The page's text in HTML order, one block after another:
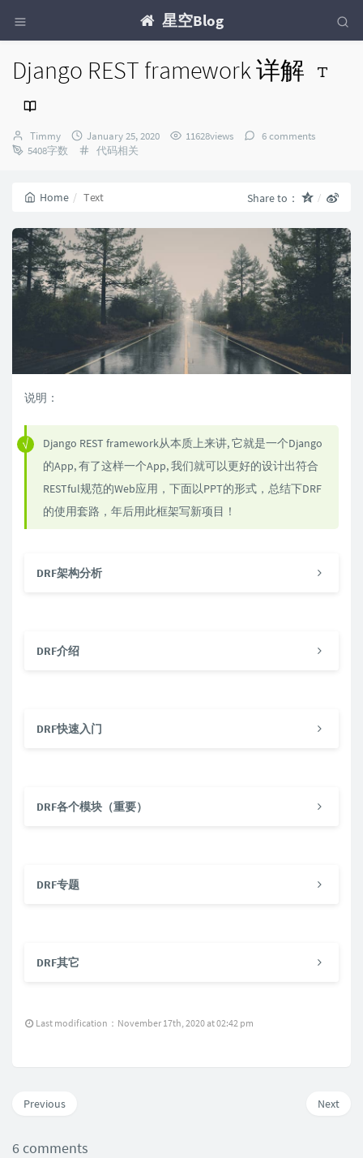
星空Blog
Django REST framework 详解
Author：
Timmy
发
布
January 25, 2020 11628views
6 comments
5408字数
Categories：
代码相关
Home Text Share to：
说明：
Django REST framework从本质上来讲, 它就是一个Django
的App, 有了这样一个App, 我们就可以更好的设计出符合
RESTful规范的Web应用，下面以PPT的形式，总结下DRF
的使用套路，年后用此框架写新项目！
DRF架构分析
DRF介绍
DRF快速入门
DRF各个模块（重要）
DRF专题
DRF其它
Last modification：November 17th, 2020 at 02:42 pm
Next
Previous
6 comments